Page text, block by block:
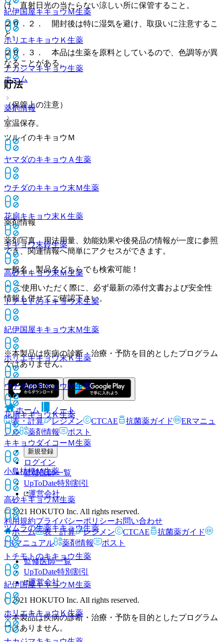
紀伊国屋キキョウＭ生薬
ホリエキキョウＫ 生薬
ナカジマキキョウ生薬
ホーム
薬剤情報
ツルイのキキョウＭ
け、直射日光の当たらない涼しい所に保管すること。
２０．２． 開封後は特に湿気を避け、取扱いに注意するこ
と。
２０．３． 本品は生薬を原料としているので、色調等が異
なることがある。
貯法
（保管上の注意）
室温保存。
ヤマダのキキョウＡ 生薬
ウチダのキキョウ末Ｍ生薬
花扇キキョウ末Ｋ 生薬
キキョウ末鈴生薬
高砂キキョウ末Ｍ生薬
トチモトのキキョウ末生薬
紀伊国屋キキョウ末Ｍ生薬
ホリエキキョウ末Ｋ生薬
ウチダのキキョウＭ生薬
花扇キキョウＫ生薬
キキョウダイコーＭ生薬
小島桔梗Ｍ生薬
高砂キキョウＭ生薬
ツムラの生薬キキョウ生薬
トチモトのキキョウ生薬
紀伊国屋キキョウＭ生薬
ホリエキキョウＫ 生薬
薬剤情報
薬剤写真、用法用量、効能効果や後発品の情報が一度に参照
でき、関連情報へ簡単にアクセスができます。
一般名、製品名どちらでも検索可能！
※ ご使用いただく際に、必ず最新の添付文書および安全性
情報も併せてご確認下さい。
※本製品は疾病の診断・治療・予防を目的としたプログラム
ではありません。
ホーム
ノート
表・計算
レジメン CTCAE 抗菌薬ガイド
ERマニュ
アル
薬剤情報 ポスト
新規登録
ログイン
監修医師一覧
UpToDate特別割引
運営会社
© 2021 HOKUTO Inc. All rights reserved.
利用規約プライバシーポリシーお問い合わせ
ホーム
表・計算 レジメン CTCAE
抗菌薬ガイド
ERマニュアル
薬剤情報 ポスト
監修医師一覧
UpToDate特別割引
運営会社
© 2021 HOKUTO Inc. All rights reserved.
※本製品は疾病の診断・治療・予防を目的としたプログラム
ではありません。